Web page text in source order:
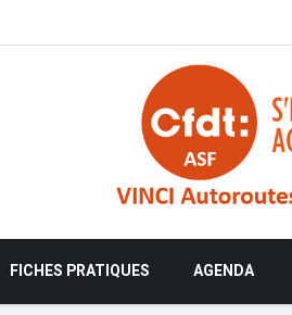
FICHES PRATIQUES AGENDA